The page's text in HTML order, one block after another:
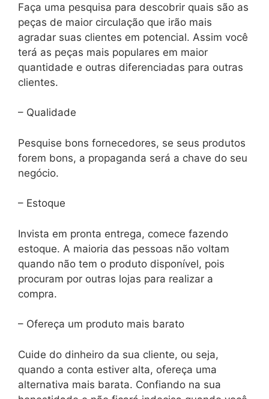
Faça uma pesquisa para descobrir quais são as
peças de maior circulação que irão mais
agradar suas clientes em potencial. Assim você
terá as peças mais populares em maior
quantidade e outras diferenciadas para outras
clientes.
– Qualidade
Pesquise bons fornecedores, se seus produtos
forem bons, a propaganda será a chave do seu
negócio.
– Estoque
Invista em pronta entrega, comece fazendo
estoque. A maioria das pessoas não voltam
quando não tem o produto disponível, pois
procuram por outras lojas para realizar a
compra.
– Ofereça um produto mais barato
Cuide do dinheiro da sua cliente, ou seja,
quando a conta estiver alta, ofereça uma
alternativa mais barata. Confiando na sua